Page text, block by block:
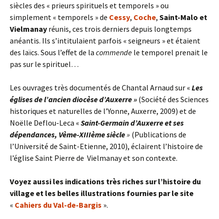
siècles des « prieurs spirituels et temporels » ou
simplement « temporels » de Cessy, Coche, Saint-Malo et
Vielmanay réunis, ces trois derniers depuis longtemps
anéantis. Ils s’intitulaient parfois « seigneurs » et étaient
des laïcs. Sous l’effet de la commende le temporel prenait le
pas sur le spirituel…
Les ouvrages très documentés de Chantal Arnaud sur « Les
églises de l’ancien diocèse d’Auxerre » (Société des Sciences
historiques et naturelles de l’Yonne, Auxerre, 2009) et de
Noëlle Deflou-Leca « Saint-Germain d’Auxerre et ses
dépendances, Vème-XIIIème siècle» (Publications de
l’Université de Saint-Etienne, 2010), éclairent l’histoire de
l’église Saint Pierre de Vielmanay et son contexte.
Voyez aussi les indications très riches sur l’histoire du
village et les belles illustrations fournies par le site
« Cahiers du Val-de-Bargis ».